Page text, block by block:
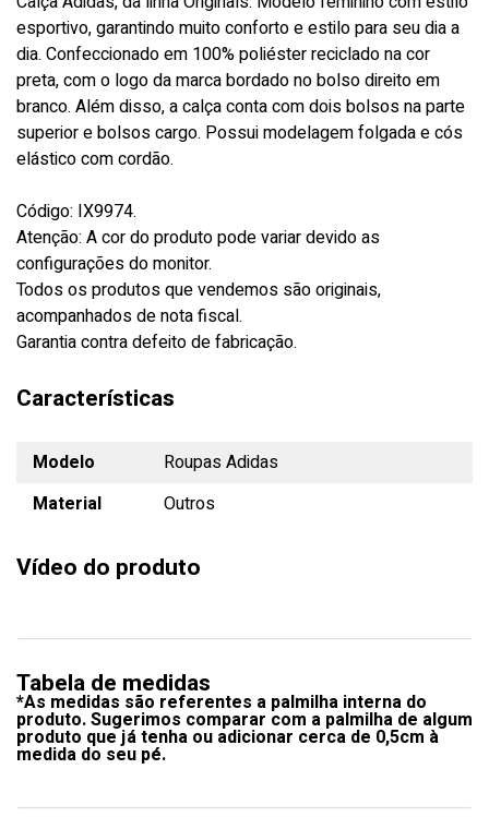
esportivo, garantindo muito conforto e estilo para seu dia a
dia. Confeccionado em 100% poliéster reciclado na cor
preta, com o logo da marca bordado no bolso direito em
branco. Além disso, a calça conta com dois bolsos na parte
superior e bolsos cargo. Possui modelagem folgada e cós
elástico com cordão.
Código: IX9974.
Atenção: A cor do produto pode variar devido as
configurações do monitor.
Todos os produtos que vendemos são originais,
acompanhados de nota fiscal.
Garantia contra defeito de fabricação.
Características
Modelo
Roupas Adidas
Material
Outros
Vídeo do produto
Tabela de medidas
*As medidas são referentes a palmilha interna do
produto. Sugerimos comparar com a palmilha de algum
produto que já tenha ou adicionar cerca de 0,5cm à
medida do seu pé.